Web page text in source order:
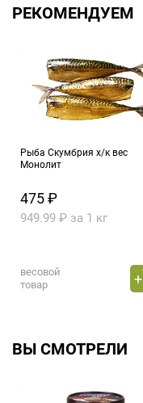
РЕКОМЕНДУЕМ
Рыба Скумбрия х/к вес
Монолит
475 ₽
949.99 ₽ за 1 кг
весовой
товар
ВЫ СМОТРЕЛИ